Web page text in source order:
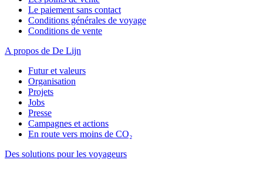
Le paiement sans contact
Conditions générales de voyage
Conditions de vente
A propos de De Lijn
Futur et valeurs
Organisation
Projets
Jobs
Presse
Campagnes et actions
En route vers moins de CO₂
Des solutions pour les voyageurs